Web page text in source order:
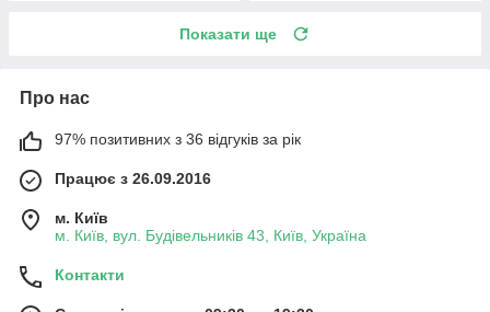
Показати ще
Про нас
97% позитивних з 36 відгуків за рік
Працює з 26.09.2016
м. Київ
м. Київ, вул. Будівельників 43, Київ, Україна
Контакти